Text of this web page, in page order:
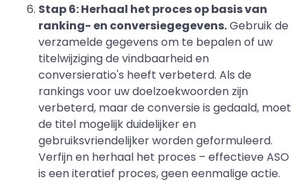
Stap 6: Herhaal het proces op basis van
ranking- en conversiegegevens.Gebruik de
verzamelde gegevens om te bepalen of uw
titelwijziging de vindbaarheid en
conversieratio's heeft verbeterd. Als de
rankings voor uw doelzoekwoorden zijn
verbeterd, maar de conversie is gedaald, moet
de titel mogelijk duidelijker en
gebruiksvriendelijker worden geformuleerd.
Verfijn en herhaal het proces – effectieve ASO
is een iteratief proces, geen eenmalige actie.